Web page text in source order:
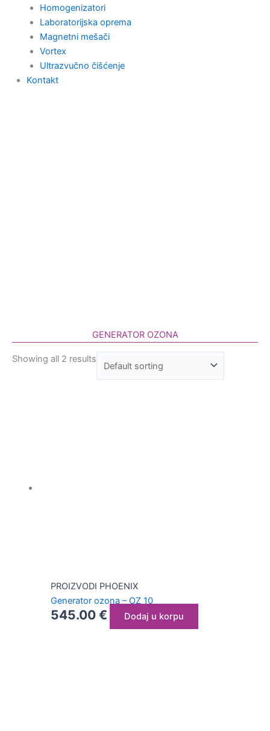
Homogenizatori
Laboratorijska oprema
Magnetni mešači
Vortex
Ultrazvučno čišćenje
Kontakt
Laboratorijska oprema za kozmetičku industriju
Ultrazvučne kade i vodena kupatila
GENERATOR OZONA
Showing all 2 results
PROIZVODI PHOENIX
Generator ozona – OZ 10
545.00 € Dodaj u korpu